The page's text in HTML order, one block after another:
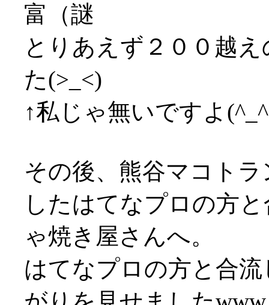
富（謎
とりあえず２００越
た(>_<)
↑私じゃ無いですよ
その後、熊谷マコト
したはてなプロの方
ゃ焼き屋さんへ。
はてなプロの方と合